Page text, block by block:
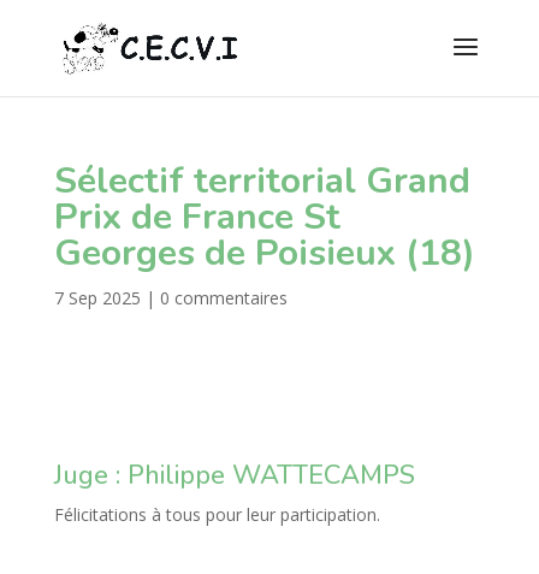
Sélectif territorial Grand
Prix de France St
Georges de Poisieux (18)
7 Sep 2025 | 0 commentaires
Juge : Philippe WATTECAMPS
Félicitations à tous pour leur participation.